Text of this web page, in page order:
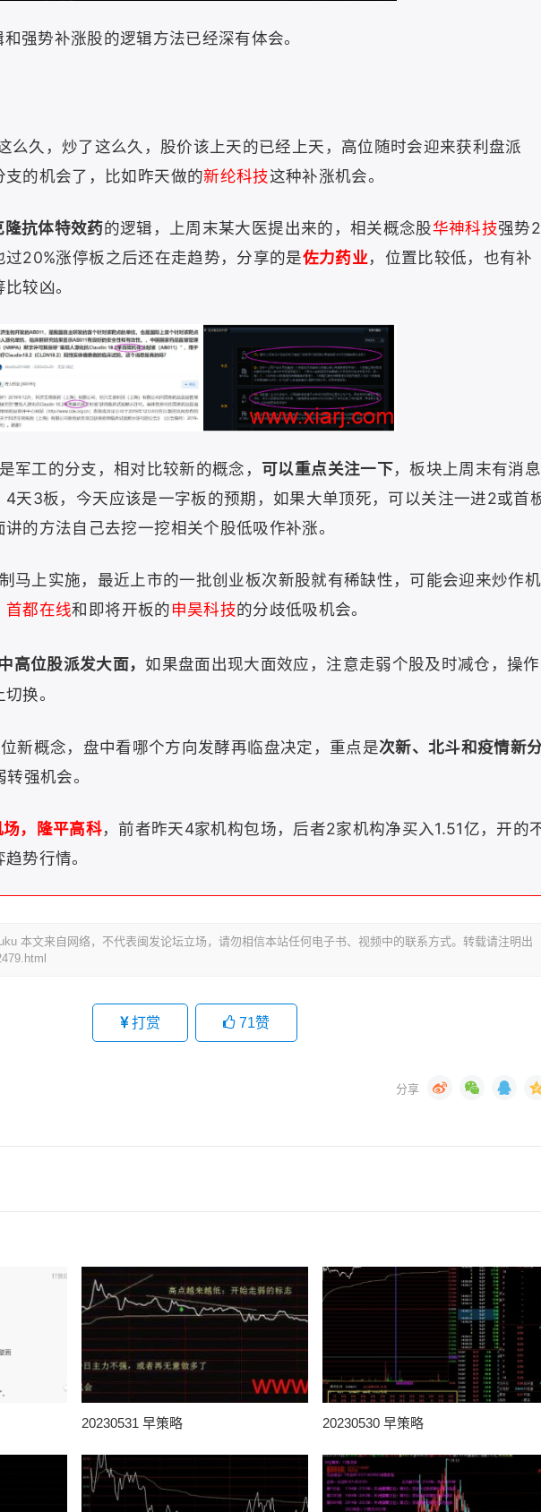
强势补涨股的逻辑方法已经深有体会。
么久，炒了这么久，股价该上天的已经上天，高位随时会迎来获利盘派
支的机会了，比如昨天做的新纶科技这种补涨机会。
隆抗体特效药的逻辑，上周末某大医提出来的，相关概念股华神科技强势2
过20%涨停板之后还在走趋势，分享的是佐力药业，位置比较低，也有补
较凶。
军工的分支，相对比较新的概念， 可以重点关注一下，板块上周末有消息
4天3板，今天应该是一字板的预期，如果大单顶死，可以关注一进2或首
的方法自己去挖一挖相关个股低吸作补涨。
马上实施，最近上市的一批创业板次新股就有稀缺性，可能会迎来炒作机
首都在线和即将开板的申昊科技的分歧低吸机会。
高位股派发大面，如果盘面出现大面效应，注意走弱个股及时减仓，操作
换。
新概念，盘中看哪个方向发酵再临盘决定，重点是次新、北斗和疫情新
强机会。
，隆平高科，前者昨天4家机构包场，后者2家机构净买入1.51亿，开的
势行情。
本文来自网络，不代表闽发论坛立场，请勿相信本站任何电子书、视频中的联系方式。转载请注明出
打赏 71赞
20230531 早策略 20230530 早策略